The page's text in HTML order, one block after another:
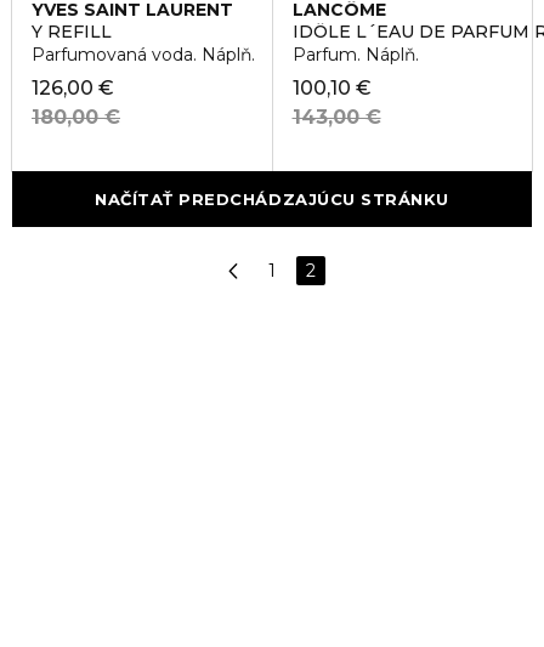
YVES SAINT LAURENT
Y REFILL
Parfumovaná voda. Náplň.
126,00 €
180,00 €
LANCÔME
IDÔLE L´EAU DE PARFUM
Parfum. Náplň.
100,10 €
143,00 €
NAČÍTAŤ PREDCHÁDZAJÚCU STRÁNKU
1 2